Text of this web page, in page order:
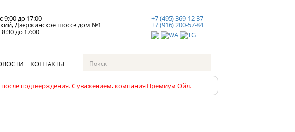
+7 (495) 369-12-37
+7 (916) 200-57-84
9:00 до 17:00
Дзержинское шоссе дом №1
8:30 до 17:00
КОНТАКТЫ
подтверждения. С уважением, компания Премиум Ойл.